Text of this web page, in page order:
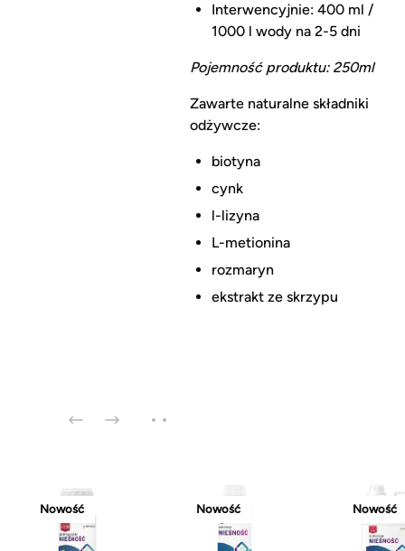
Interwencyjnie: 400 ml /
1000 l wody na 2-5 dni
Pojemność produktu: 250ml
Zawarte naturalne składniki
odżywcze:
biotyna
cynk
l-lizyna
L-metionina
rozmaryn
ekstrakt ze skrzypu
Nowość Nowość Nowość